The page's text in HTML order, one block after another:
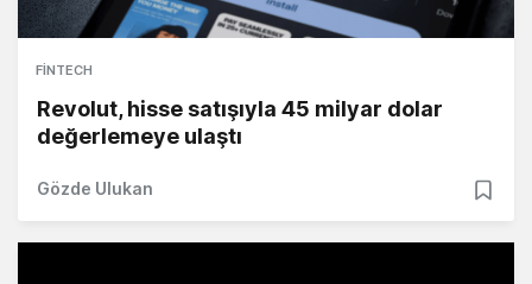
FINTECH
Revolut, hisse satışıyla 45 milyar dolar
değerlemeye ulaştı
Gözde Ulukan